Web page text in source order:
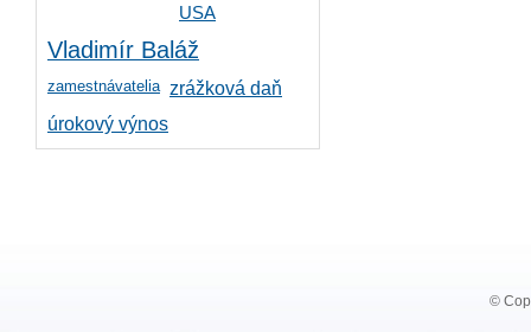
USA
Vladimír Baláž
zamestnávatelia zrážková daň
úrokový výnos
©